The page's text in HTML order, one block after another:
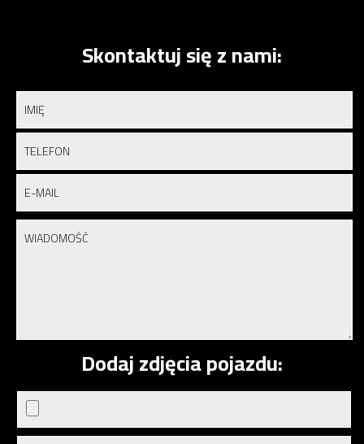
Skontaktuj się z nami:
Dodaj zdjęcia pojazdu: